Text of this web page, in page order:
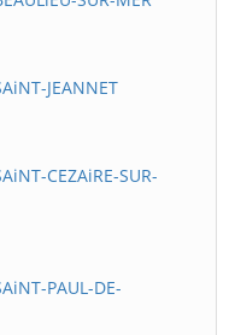
JEANNET
CEZAiRE-SUR-
PAUL-DE-